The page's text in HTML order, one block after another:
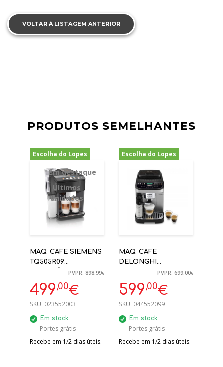
VOLTAR À LISTAGEM ANTERIOR
PRODUTOS SEMELHANTES
Escolha do Lopes
Em destaque
Últimas
unidades
-44%
MAQ. CAFE SIEMENS
TQ505R09
AUTOMÁTICA
MOINHO CERÂMICO,
ONE TOUCH
PREPARATION
PVPR: 898.99€
499,00€
SKU: 023552003
Em stock
Portes grátis
Recebe em 1/2 dias úteis.
Escolha do Lopes
-14%
MAQ. CAFE
DELONGHI
ECAM310.80.SB
MAGNIFICO EVO
NEXT 15BAR INOX -
0132250041
PVPR: 699.00€
599,00€
SKU: 044552099
Em stock
Portes grátis
Recebe em 1/2 dias úteis.